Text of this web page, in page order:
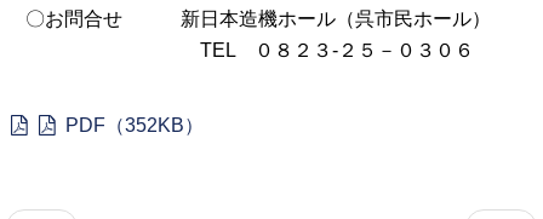
〇お問合せ 新日本造機ホール（呉市民ホール）
TEL ０８２３-２５－０３０６
PDF（352KB）